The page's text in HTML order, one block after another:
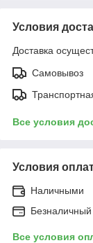
Условия
Доставка
Самовывоз
Все условия
Условия
Наличными
Безналичный
Все условия